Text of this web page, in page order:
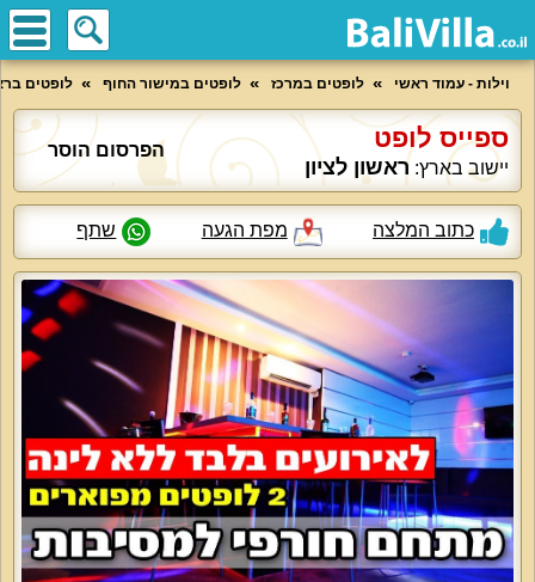
וילות - עמוד ראשי לופטים במרכז לופטים במישור החוף לופטים
ספייס לופט
יישוב בארץ: ראשון לציון
הפרסום הוסר
כתוב המלצה מפת הגעה שתף